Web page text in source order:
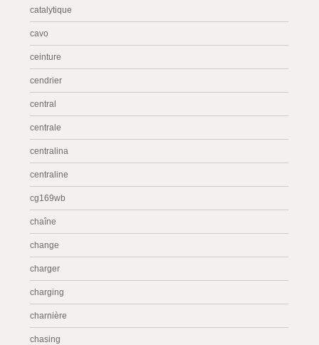
catalytique
cavo
ceinture
cendrier
central
centrale
centralina
centraline
cg169wb
chaîne
change
charger
charging
charnière
chasing